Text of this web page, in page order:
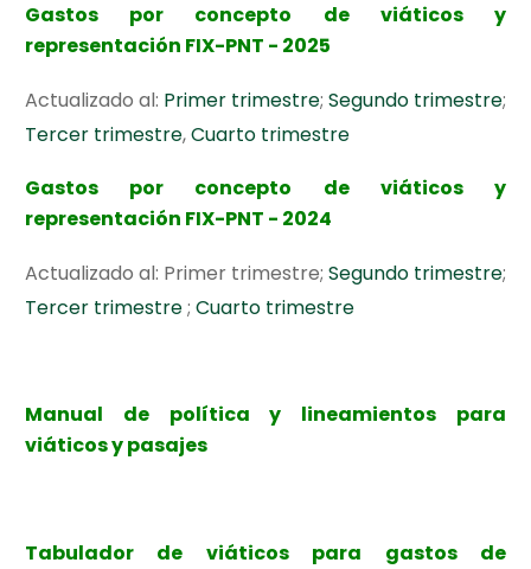
Gastos por concepto de viáticos y
representación FIX-PNT - 2025
Actualizado al: Primer trimestre; Segundo trimestre;
Tercer trimestre,Cuarto trimestre
Gastos por concepto de viáticos y
representación FIX-PNT - 2024
Actualizado al: Primer trimestre; Segundo trimestre;
Tercer trimestre; Cuarto trimestre
Manual de política y lineamientos para
viáticos y pasajes
Tabulador de viáticos para gastos de